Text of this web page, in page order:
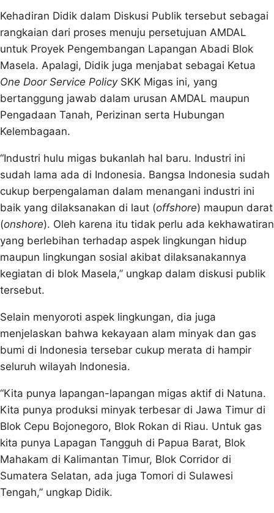
Kehadiran Didik dalam Diskusi Publik tersebut sebagai
rangkaian dari proses menuju persetujuan AMDAL
untuk Proyek Pengembangan Lapangan Abadi Blok
Masela. Apalagi, Didik juga menjabat sebagai Ketua
One Door Service PolicySKK Migas ini, yang
bertanggung jawab dalam urusan AMDAL maupun
Pengadaan Tanah, Perizinan serta Hubungan
Kelembagaan.
“Industri hulu migas bukanlah hal baru. Industri ini
sudah lama ada di Indonesia. Bangsa Indonesia sudah
cukup berpengalaman dalam menangani industri ini
baik yang dilaksanakan di laut (offshore) maupun darat
(onshore). Oleh karena itu tidak perlu ada kekhawatiran
yang berlebihan terhadap aspek lingkungan hidup
maupun lingkungan sosial akibat dilaksanakannya
kegiatan di blok Masela,” ungkap dalam diskusi publik
tersebut.
Selain menyoroti aspek lingkungan, dia juga
menjelaskan bahwa kekayaan alam minyak dan gas
bumi di Indonesia tersebar cukup merata di hampir
seluruh wilayah Indonesia.
“Kita punya lapangan-lapangan migas aktif di Natuna.
Kita punya produksi minyak terbesar di Jawa Timur di
Blok Cepu Bojonegoro, Blok Rokan di Riau. Untuk gas
kita punya Lapagan Tangguh di Papua Barat, Blok
Mahakam di Kalimantan Timur, Blok Corridor di
Sumatera Selatan, ada juga Tomori di Sulawesi
Tengah,” ungkap Didik.